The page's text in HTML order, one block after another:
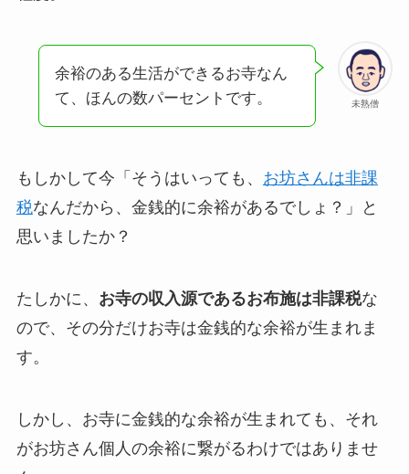
未熟僧
余裕のある生活ができるお寺なん
て、ほんの数パーセントです。
もしかして今「そうはいっても、 お坊さんは非課
税なんだから、金銭的に余裕があるでしょ？」と
思いましたか？
たしかに、 お寺の収入源であるお布施は非課税な
ので、その分だけお寺は金銭的な余裕が生まれま
す。
しかし、お寺に金銭的な余裕が生まれても、それ
がお坊さん個人の余裕に繋がるわけではありませ